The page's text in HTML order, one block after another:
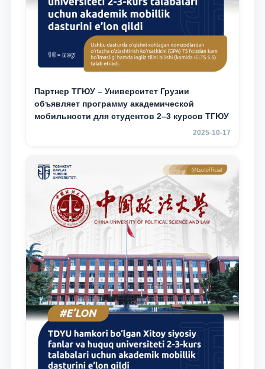
Партнер ТГЮУ – Университет Грузии
объявляет программу академической
мобильности для студентов 2–3 курсов ТГЮУ
2025-10-17